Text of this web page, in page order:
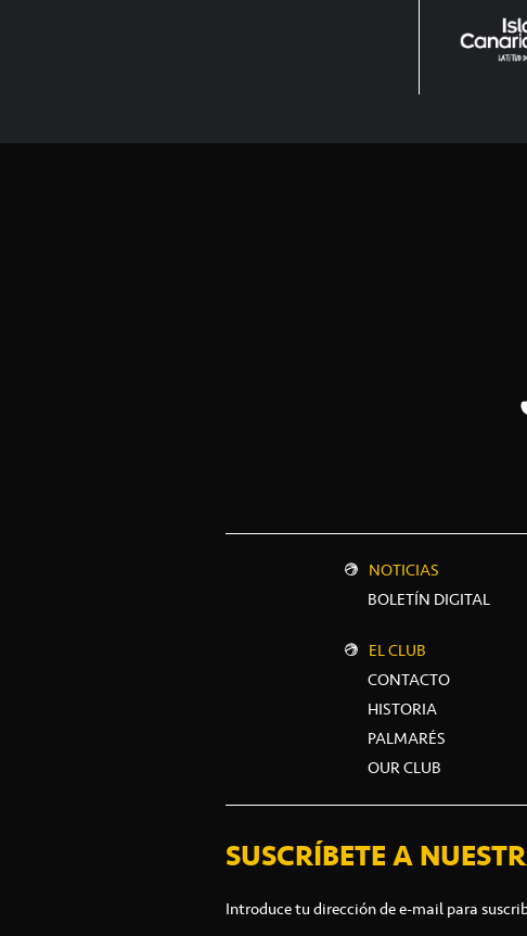
NOTICIAS
BOLETÍN DIGITAL
EL CLUB
CONTACTO
HISTORIA
PALMARÉS
OUR CLUB
SUSCRÍBETE A
Introduce tu dirección de e-mail para